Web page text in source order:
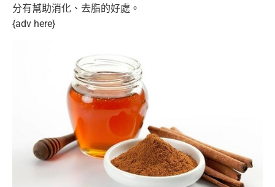
分有幫助消化、 去脂的好處。
{adv here}